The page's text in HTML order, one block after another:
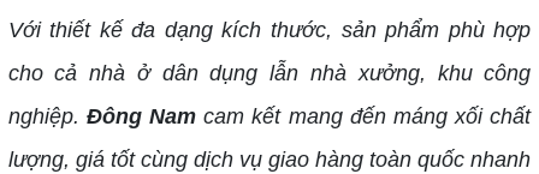
Với thiết kế đa dạng kích thước, sản phẩm phù hợp
cho cả nhà ở dân dụng lẫn nhà xưởng, khu công
nghiệp. Đông Nam cam kết mang đến máng xối chất
lượng, giá tốt cùng dịch vụ giao hàng toàn quốc nhanh